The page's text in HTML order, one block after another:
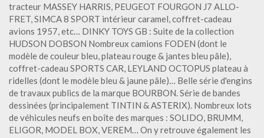
tracteur MASSEY HARRIS, PEUGEOT FOURGON J7 ALLO-
FRET, SIMCA 8 SPORT intérieur caramel, coffret-cadeau
avions 1957, etc… DINKY TOYS GB : Suite de la collection
HUDSON DOBSON Nombreux camions FODEN (dont le
modèle de couleur bleu, plateau rouge & jantes bleu pâle),
coffret-cadeau SPORTS CAR, LEYLAND OCTOPUS plateau à
ridelles (dont le modèle bleu & jaune pâle)… Belle série d'engins
de travaux publics de la marque BOURBON. Série de bandes
dessinées (principalement TINTIN & ASTERIX). Nombreux lots
de véhicules neufs en boîte des marques : SOLIDO, BRUMM,
ELIGOR, MODEL BOX, VEREM… On y retrouve également les